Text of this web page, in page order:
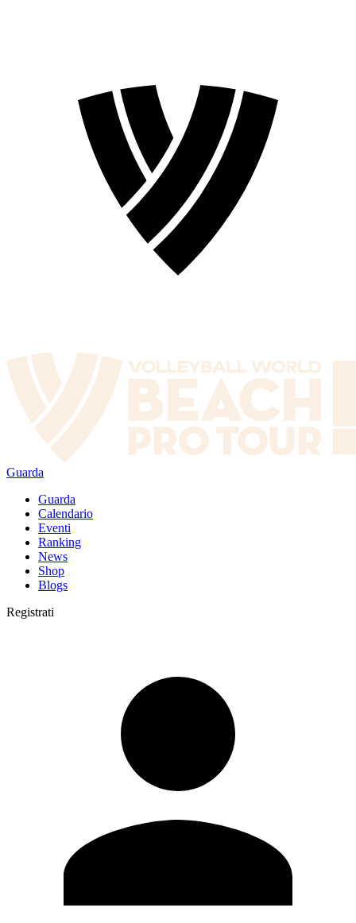
Guarda
Guarda
Calendario
Eventi
Ranking
News
Shop
Blogs
Registrati